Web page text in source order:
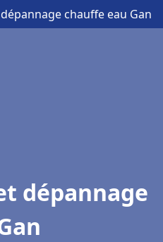
chauffe eau Gan
dépannage